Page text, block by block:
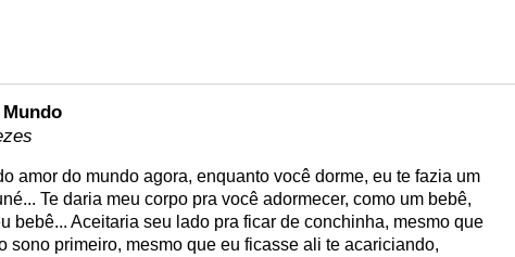
amor do mundo agora, enquanto você dorme, eu te fazia um
Te daria meu corpo pra você adormecer, como um bebê,
bebê... Aceitaria seu lado pra ficar de conchinha, mesmo que
sono primeiro, mesmo que eu ficasse ali te acariciando,